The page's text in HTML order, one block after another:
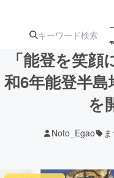
注目
ジェク
「能登を笑
和6年能登半
を
Noto_Egao